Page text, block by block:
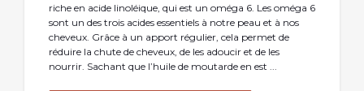
riche en acide linoléique, qui est un oméga 6. Les oméga 6
sont un des trois acides essentiels à notre peau et à nos
cheveux. Grâce à un apport régulier, cela permet de
réduire la chute de cheveux, de les adoucir et de les
nourrir. Sachant que l’huile de moutarde en est ...